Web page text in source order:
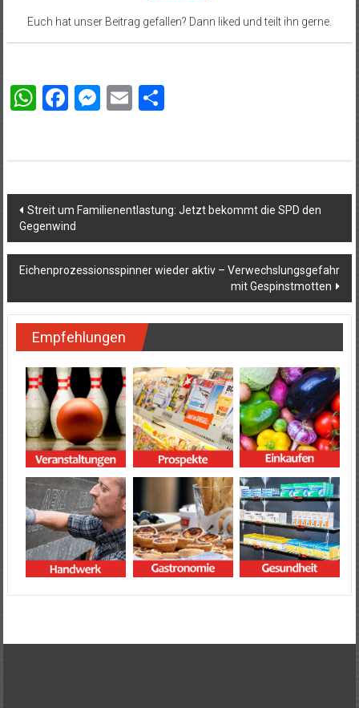
Euch hat unser Beitrag gefallen? Dann liked und teilt ihn gerne.
WhatsApp
Facebook
Messenger
EmailTeilen
Beitragsnavigation
Streit um Familienentlastung: Jetzt bekommt die SPD den
Gegenwind
Eichenprozessionsspinner wieder aktiv – Verwechslungsgefahr
mit Gespinstmotten
Empfehlungen